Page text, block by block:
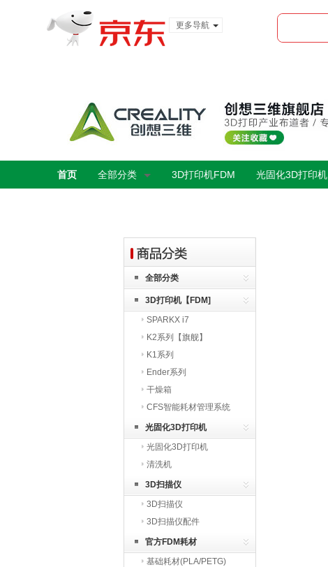
更多导航
首页 全部分类 3D打印机FDM 光固化3D打印机
全部分类
3D打印机【FDM]
SPARKX i7
K2系列【旗舰】
K1系列
Ender系列
干燥箱
CFS智能耗材管理系统
光固化3D打印机
光固化3D打印机
清洗机
3D扫描仪
3D扫描仪
3D扫描仪配件
官方FDM耗材
基础耗材(PLA/PETG)